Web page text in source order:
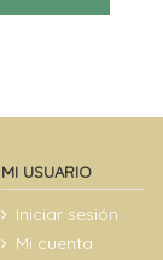
MI USUARIO
Iniciar sesión
Mi cuenta